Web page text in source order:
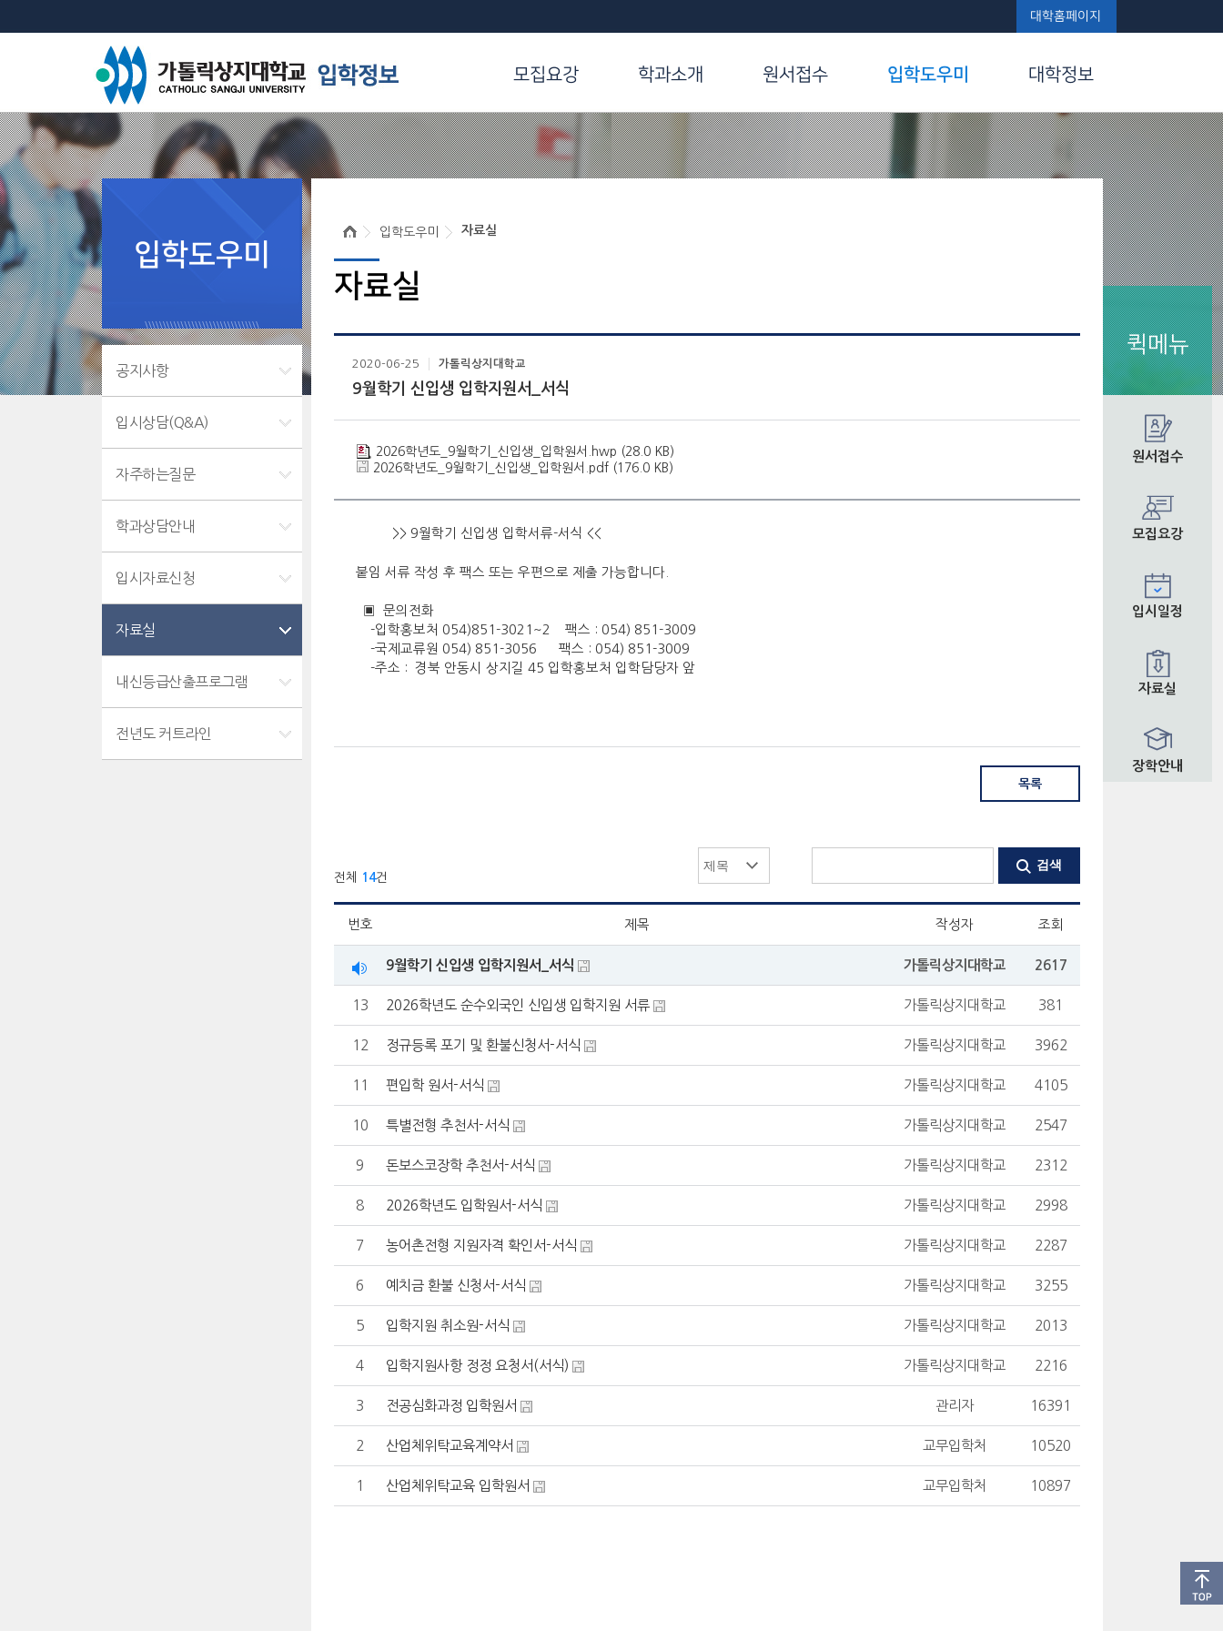
대학홈페이지
모집요강 학과소개 원서접수 입학도우미 대학정보
퀵메뉴
원서접수
모집요강
입시일정
자료실
장학안내
입학도우미
공지사항
입시상담(Q&A)
자주하는질문
학과상담안내
입시자료신청
자료실
내신등급산출프로그램
전년도 커트라인
입학도우미 자료실
자료실
2020-06-25 가톨릭상지대학교
9월학기 신입생 입학지원서_서식
2026학년도_9월학기_신입생_입학원서.hwp (28.0 KB)
2026학년도_9월학기_신입생_입학원서.pdf (176.0 KB)
>> 9월학기 신입생 입학서류-서식 <<
붙임 서류 작성 후 팩스 또는 우편으로 제출 가능합니다.
▣ 문의전화
-입학홍보처 054)851-3021~2 팩스 : 054) 851-3009
-국제교류원 054) 851-3056 팩스 : 054) 851-3009
-주소 : 경북 안동시 상지길 45 입학홍보처 입학담당자 앞
목록
전체 14건
번호 제목 작성자 조회
9월학기 신입생 입학지원서_서식 가톨릭상지대학교 2617
13 2026학년도 순수외국인 신입생 입학지원 서류 가톨릭상지대학교 381
12 정규등록 포기 및 환불신청서-서식 가톨릭상지대학교 3962
11 편입학 원서-서식 가톨릭상지대학교 4105
10 특별전형 추천서-서식 가톨릭상지대학교 2547
9 돈보스코장학 추천서-서식 가톨릭상지대학교 2312
8 2026학년도 입학원서-서식 가톨릭상지대학교 2998
7 농어촌전형 지원자격 확인서-서식 가톨릭상지대학교 2287
6 예치금 환불 신청서-서식 가톨릭상지대학교 3255
5 입학지원 취소원-서식 가톨릭상지대학교 2013
4 입학지원사항 정정 요청서(서식) 가톨릭상지대학교 2216
3 전공심화과정 입학원서 관리자 16391
2 산업체위탁교육계약서 교무입학처 10520
1 산업체위탁교육 입학원서 교무입학처 10897